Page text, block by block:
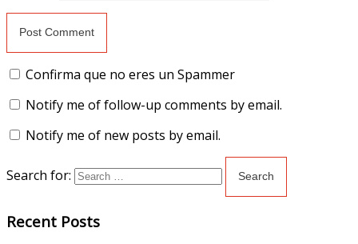
Confirma que no eres un Spammer
Notify me of follow-up comments by email.
Notify me of new posts by email.
Search for:
Recent Posts